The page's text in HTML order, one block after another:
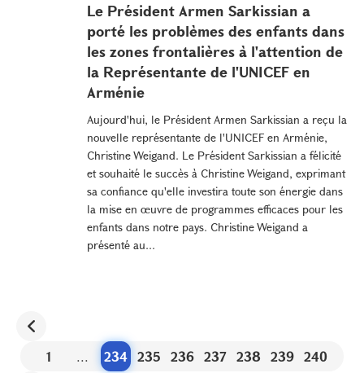
Le Président Armen Sarkissian a
porté les problèmes des enfants dans
les zones frontalières à l'attention de
la Représentante de l'UNICEF en
Arménie
Aujourd'hui, le Président Armen Sarkissian a reçu la
nouvelle représentante de l'UNICEF en Arménie,
Christine Weigand. Le Président Sarkissian a félicité
et souhaité le succès à Christine Weigand, exprimant
sa confiance qu'elle investira toute son énergie dans
la mise en œuvre de programmes efficaces pour les
enfants dans notre pays. Christine Weigand a
présenté au...
1 ... 234 235 236 237 238 239 240